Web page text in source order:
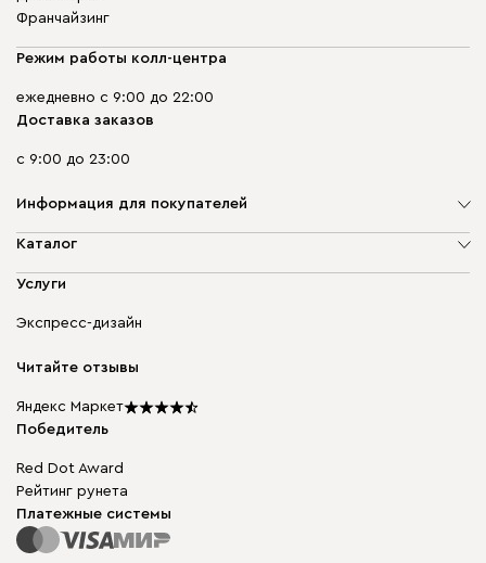
Франчайзинг
Режим работы колл-центра
ежедневно с 9:00 до 22:00
Доставка заказов
с 9:00 до 23:00
Информация для покупателей
О компании
Доставка и оплата
диван.клуб
Карьера
Подарочные сертификаты
Мы в прессе
Каталог
Мягкая мебель
Бескаркасная мебель
Столы и стулья
Услуги
Экспресс-дизайн
Читайте отзывы
Яндекс Маркет
Победитель
Red Dot Award
Рейтинг рунета
Платежные системы